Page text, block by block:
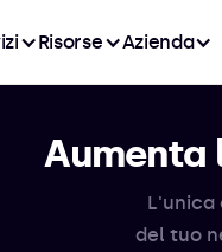
Risorse Azienda
Aumenta
L'unica
del tuo